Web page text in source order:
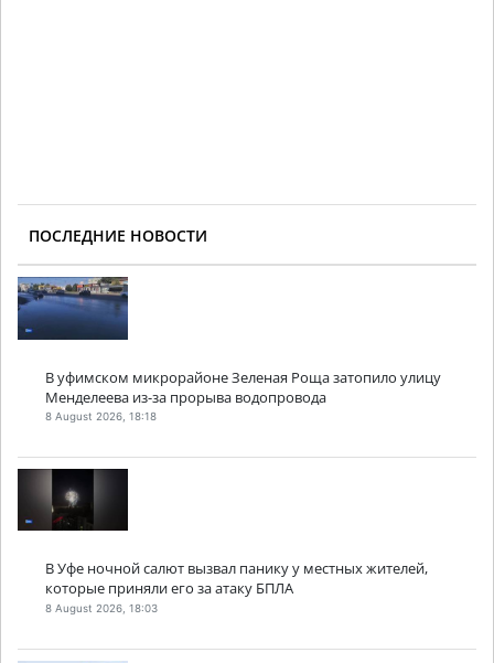
ПОСЛЕДНИЕ НОВОСТИ
В уфимском микрорайоне Зеленая Роща затопило улицу
Менделеева из-за прорыва водопровода
8 August 2026, 18:18
В Уфе ночной салют вызвал панику у местных жителей,
которые приняли его за атаку БПЛА
8 August 2026, 18:03